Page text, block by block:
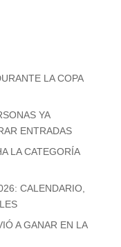
LA COPA
YA
ENTRADAS
LA CATEGORÍA
CALENDARIO,
A GANAR EN LA